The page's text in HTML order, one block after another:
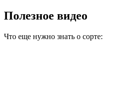
Полезное видео
Что еще нужно знать о сорте: